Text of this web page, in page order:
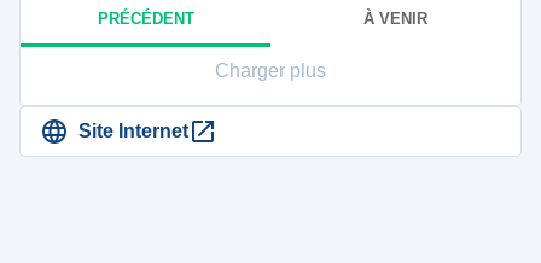
PRÉCÉDENT À VENIR
Charger plus
Site Internet